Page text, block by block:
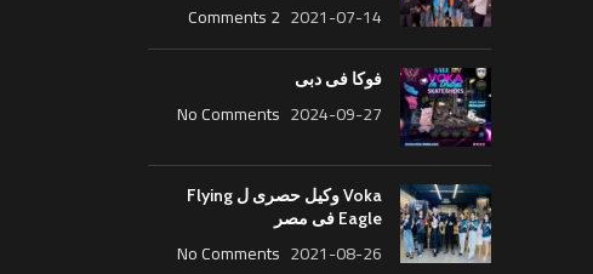
2021-07-14
2 Comments
فوكا فى دبى
2024-09-27
No Comments
Voka وكيل حصرى ل Flying
Eagle فى مصر
2021-08-26
No Comments